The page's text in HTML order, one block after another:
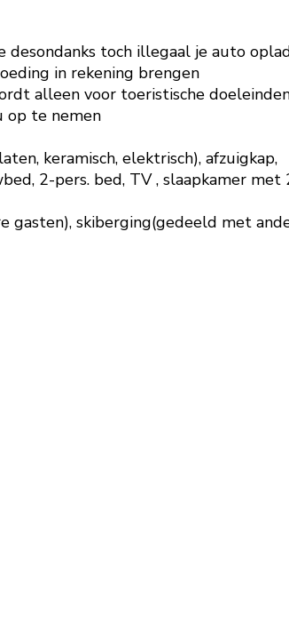
toch illegaal je auto
in rekening brengen
alleen voor toeristische
op te nemen
keramisch, elektrisch), afzuigkap,
2-pers. bed, TV , slaapkamer met
skiberging(gedeeld met